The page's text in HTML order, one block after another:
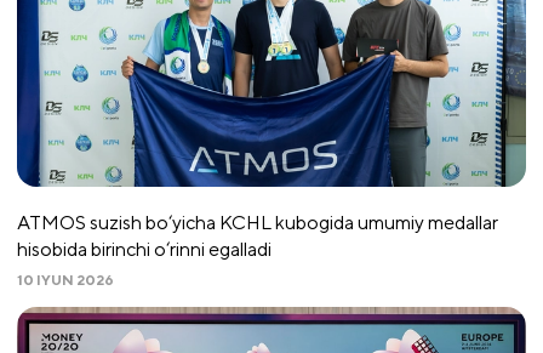
ATMOS suzish bo‘yicha KCHL kubogida umumiy medallar
hisobida birinchi o‘rinni egalladi
10 IYUN 2026